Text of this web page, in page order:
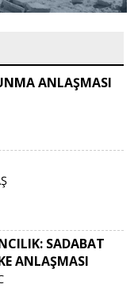
ANLAŞMASI
SADABAT
ANLAŞMASI